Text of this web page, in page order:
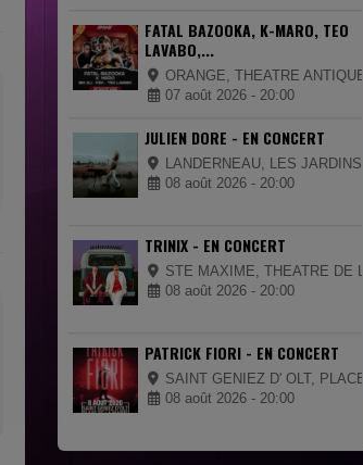
FATAL BAZOOKA, K-MARO, TEO
LAVABO,...
ORANGE, THEATRE ANTIQUE
07 août 2026 - 20:00
JULIEN DORE - EN CONCERT
LANDERNEAU, LES JARDINS DE LA PALUD
08 août 2026 - 20:00
TRINIX - EN CONCERT
STE MAXIME, THEATRE DE LA MER
08 août 2026 - 20:00
PATRICK FIORI - EN CONCERT
SAINT GENIEZ D' OLT, PLACE DE LA MAIRIE
08 août 2026 - 20:00